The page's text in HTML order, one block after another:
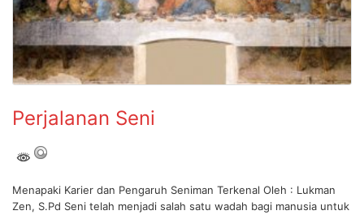
Perjalanan Seni
Menapaki Karier dan Pengaruh Seniman Terkenal Oleh : Lukman
Zen, S.Pd Seni telah menjadi salah satu wadah bagi manusia untuk